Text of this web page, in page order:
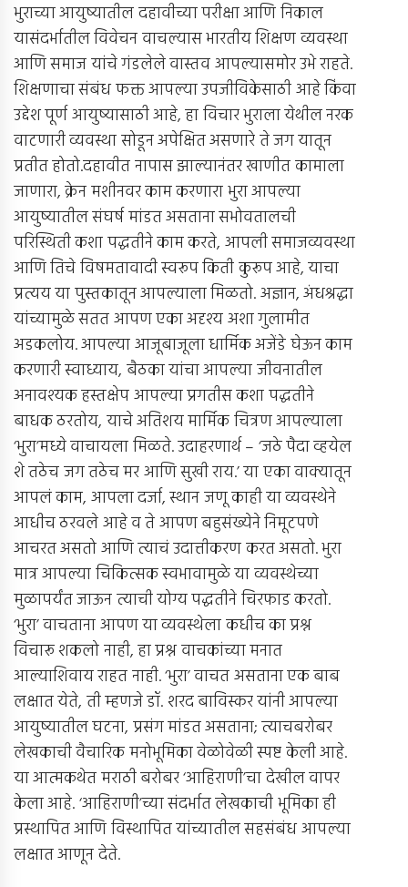
भुराच्या आयुष्यातील दहावीच्या परीक्षा आणि निकाल
यासंदर्भातील विवेचन वाचल्यास भारतीय शिक्षण व्यवस्था
आणि समाज यांचे गंडलेले वास्तव आपल्यासमोर उभे राहते.
शिक्षणाचा संबंध फक्त आपल्या उपजीविकेसाठी आहे किंवा
उद्देश पूर्ण आयुष्यासाठी आहे, हा विचार भुराला येथील नरक
वाटणारी व्यवस्था सोडून अपेक्षित असणारे ते जग यातून
प्रतीत होतो.दहावीत नापास झाल्यानंतर खाणीत कामाला
जाणारा, क्रेन मशीनवर काम करणारा भुरा आपल्या
आयुष्यातील संघर्ष मांडत असताना सभोवतालची
परिस्थिती कशा पद्धतीने काम करते, आपली समाजव्यवस्था
आणि तिचे विषमतावादी स्वरूप किती कुरूप आहे, याचा
प्रत्यय या पुस्तकातून आपल्याला मिळतो. अज्ञान, अंधश्रद्धा
यांच्यामुळे सतत आपण एका अदृश्य अशा गुलामीत
अडकलोय. आपल्या आजूबाजूला धार्मिक अजेंडे घेऊन काम
करणारी स्वाध्याय, बैठका यांचा आपल्या जीवनातील
अनावश्यक हस्तक्षेप आपल्या प्रगतीस कशा पद्धतीने
बाधक ठरतोय, याचे अतिशय मार्मिक चित्रण आपल्याला
‘भुरा’मध्ये वाचायला मिळते. उदाहरणार्थ – ‘जठे पैदा व्हयेल
शे तठेच जग तठेच मर आणि सुखी राय.’ या एका वाक्यातून
आपलं काम, आपला दर्जा, स्थान जणू काही या व्यवस्थेने
आधीच ठरवले आहे व ते आपण बहुसंख्येने निमूटपणे
आचरत असतो आणि त्याचं उदात्तीकरण करत असतो. भुरा
मात्र आपल्या चिकित्सक स्वभावामुळे या व्यवस्थेच्या
मुळापर्यंत जाऊन त्याची योग्य पद्धतीने चिरफाड करतो.
‘भुरा’ वाचताना आपण या व्यवस्थेला कधीच का प्रश्न
विचारू शकलो नाही, हा प्रश्न वाचकांच्या मनात
आल्याशिवाय राहत नाही. ‘भुरा’ वाचत असताना एक बाब
लक्षात येते, ती म्हणजे डॉ. शरद बाविस्कर यांनी आपल्या
आयुष्यातील घटना, प्रसंग मांडत असताना; त्याचबरोबर
लेखकाची वैचारिक मनोभूमिका वेळोवेळी स्पष्ट केली आहे.
या आत्मकथेत मराठी बरोबर ‘आहिराणी’चा देखील वापर
केला आहे. ‘आहिराणी’च्या संदर्भात लेखकाची भूमिका ही
प्रस्थापित आणि विस्थापित यांच्यातील सहसंबंध आपल्या
लक्षात आणून देते.